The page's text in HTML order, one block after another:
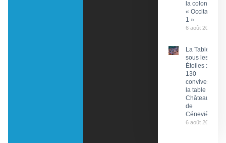
la colonne
« Occitanie
1 »
6 août 2026
La Tablée
sous les
Étoiles :
130
convives à
la table du
Château
de
Cénevières
6 août 2026